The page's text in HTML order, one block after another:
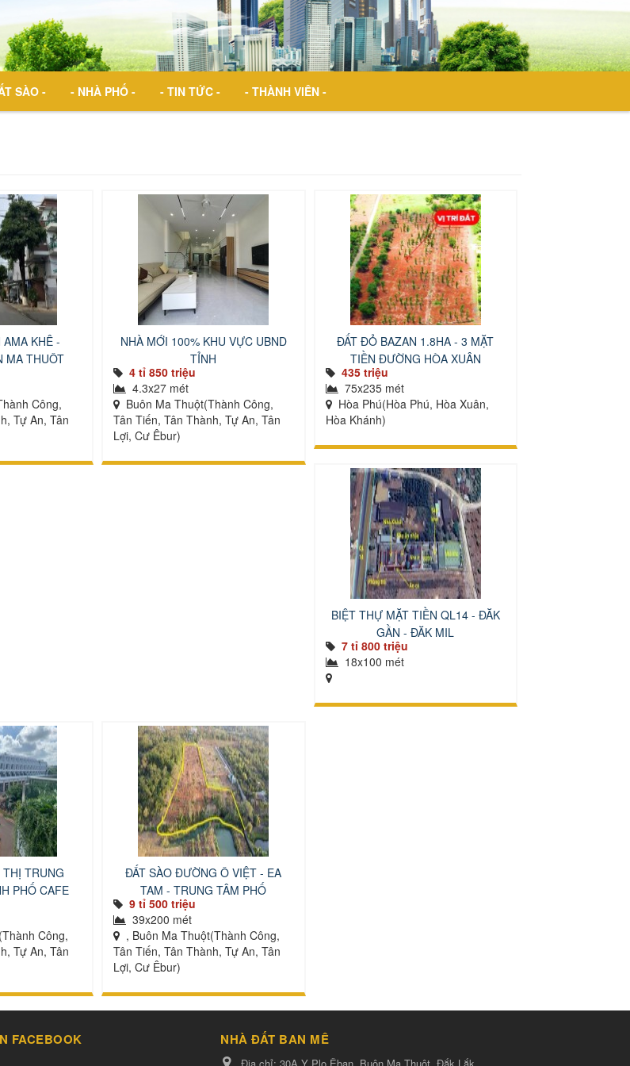
SÀO - - NHÀ PHỐ - - TIN TỨC - - THÀNH VIÊN -
AMA KHÊ -
MA THUỘT
Công,
Tự An, Tân
NHÀ MỚI 100% KHU VỰC UBND
TỈNH
4 tỉ 850 triệu
4.3x27 mét
Buôn Ma Thuột(Thành Công,
Tân Tiến, Tân Thành, Tự An, Tân
Lợi, Cư Êbur)
ĐẤT ĐỎ BAZAN 1.8HA - 3 MẶT
TIỀN ĐƯỜNG HÒA XUÂN
435 triệu
75x235 mét
Hòa Phú(Hòa Phú, Hòa Xuân,
Hòa Khánh)
BIỆT THỰ MẶT TIỀN QL14 - ĐĂK
GẦN - ĐĂK MIL
7 tỉ 800 triệu
18x100 mét
TRUNG
PHỐ CAFE
Công,
Tự An, Tân
ĐẤT SÀO ĐƯỜNG Ô VIỆT - EA
TAM - TRUNG TÂM PHỐ
9 tỉ 500 triệu
39x200 mét
, Buôn Ma Thuột(Thành Công,
Tân Tiến, Tân Thành, Tự An, Tân
Lợi, Cư Êbur)
FACEBOOK NHÀ ĐẤT BAN MÊ